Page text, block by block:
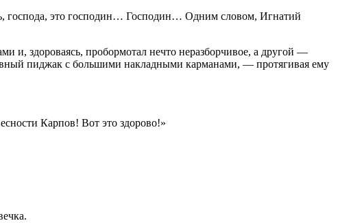
господа, это господин… Господин… Одним словом, Игнатий
и, здороваясь, пробормотал нечто неразборчивое, а другой —
пиджак с большими накладными карманами, — протягивая ему
Карпов! Вот это здорово!»